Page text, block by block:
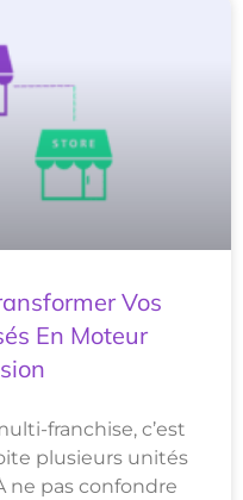
Vos
En Moteur
franchise, c’est
plusieurs unités
ne pas confondre